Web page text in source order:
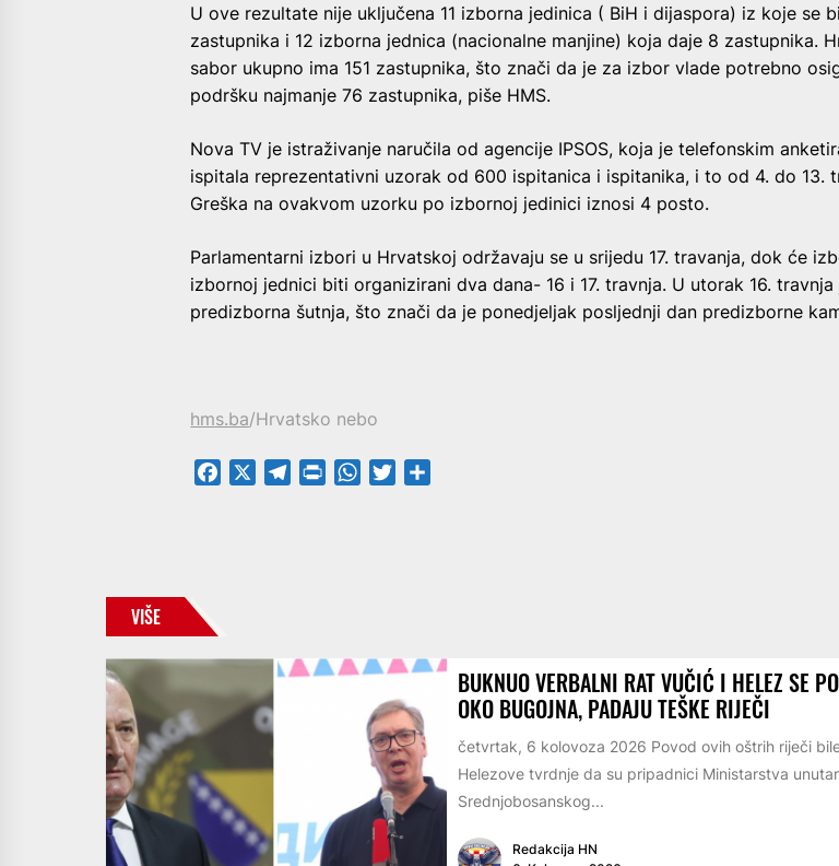
U ove rezultate nije uključena 11 izborna jedinica ( BiH i dijaspora) iz koje se
zastupnika i 12 izborna jednica (nacionalne manjine) koja daje 8 zastupnika.
sabor ukupno ima 151 zastupnika, što znači da je za izbor vlade potrebno
podršku najmanje 76 zastupnika, piše HMS.
Nova TV je istraživanje naručila od agencije IPSOS, koja je telefonskim
ispitala reprezentativni uzorak od 600 ispitanica i ispitanika, i to od 4. do 13.
Greška na ovakvom uzorku po izbornoj jedinici iznosi 4 posto.
Parlamentarni izbori u Hrvatskoj održavaju se u srijedu 17. travanja, dok će
izbornoj jednici biti organizirani dva dana- 16 i 17. travnja. U utorak 16. travnja
predizborna šutnja, što znači da je ponedjeljak posljednji dan predizborne
hms.ba/Hrvatsko nebo
FacebookTelegramPrintFriendly
WhatsApp
Twitter
VIŠE
BUKNUO VERBALNI RAT VUČIĆ I HELEZ SE
OKO BUGOJNA, PADAJU TEŠKE RIJEČI
četvrtak, 6 kolovoza 2026 Povod ovih oštrih riječi
Helezove tvrdnje da su pripadnici Ministarstva
Srednjobosanskog...
Redakcija HN